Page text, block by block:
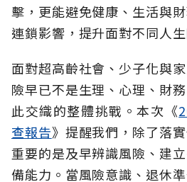
擊，更能避免健康、生活與
連鎖影響，提升面對不同人
面對超高齡社會、少子化與
險早已不是生理、心理、財
此交織的整體挑戰。本次《
查報告》提醒我們，除了落
重要的是及早辨識風險、建
備能力。當風險意識、退休